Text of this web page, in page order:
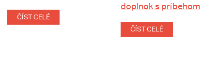
ČÍST CELÉ
doplnok s príbehom
ČÍST CELÉ